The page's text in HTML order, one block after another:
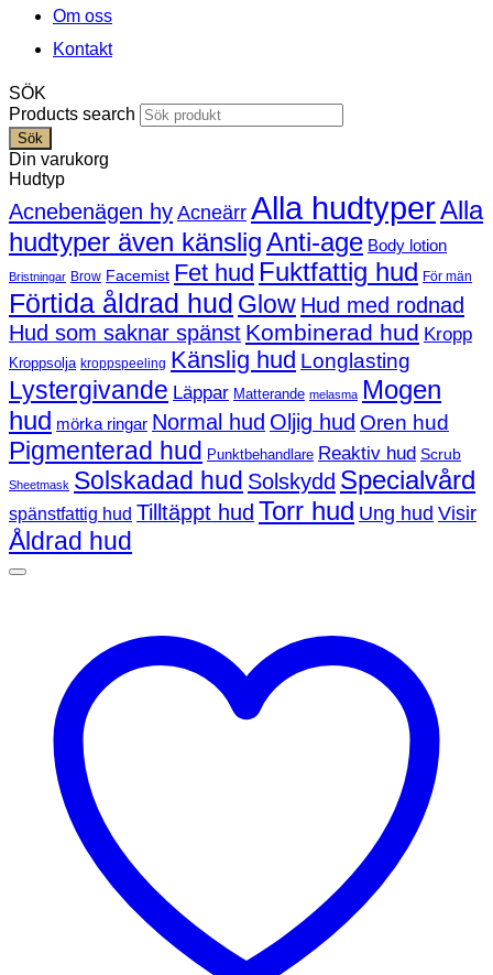
Om oss
Kontakt
SÖK
Products search
Sök
Din varukorg
Hudtyp
Acnebenägen hy Acneärr Alla hudtyperAlla
hudtyper även känsligAnti-age Body lotion
Bristningar Brow Facemist Fet hud Fuktfattig hud För män
Förtida åldrad hud Glow Hud med rodnad
Hud som saknar spänst Kombinerad hud Kropp
Kroppsolja kroppspeeling Känslig hud Longlasting
Lystergivande Läppar Matterande melasma Mogen
hud mörka ringar Normal hud Oljig hud Oren hud
Pigmenterad hud Punktbehandlare Reaktiv hud Scrub
Sheetmask Solskadad hud Solskydd Specialvård
spänstfattig hud Tilltäppt hud Torr hud Ung hud Visir
Åldrad hud